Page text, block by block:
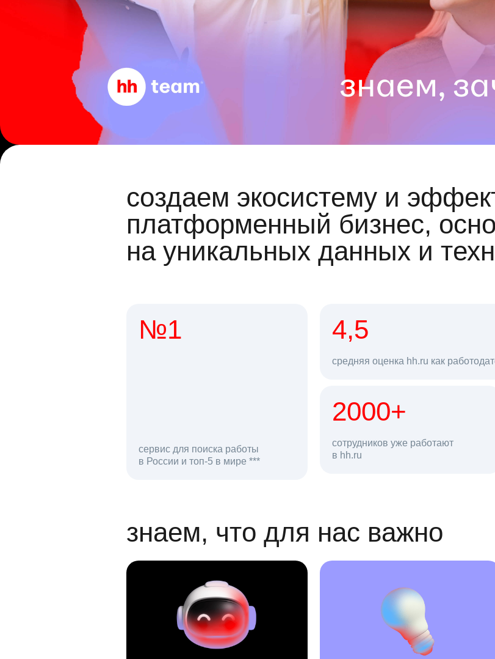
создаем экосистему и
платформенный бизнес,
на уникальных данных и
№1
сервис для поиска работы
в России и топ-5 в мире ***
откликов на вакансии
4,5
средняя оценка hh.ru как
2000+
сотрудников уже работают
в hh.ru
68 млн
знаем, что для нас важно